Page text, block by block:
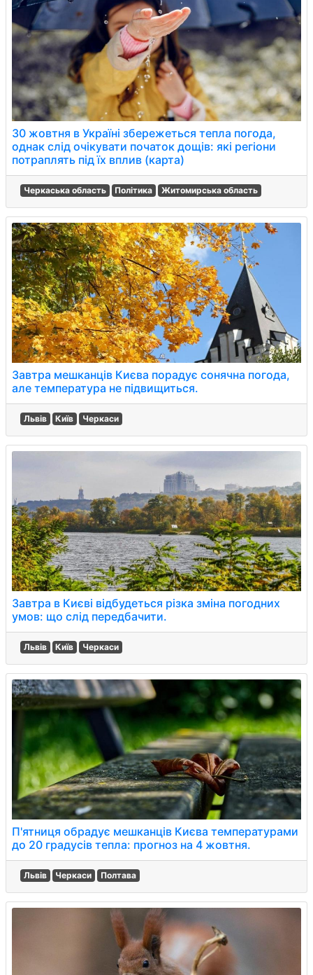
30 жовтня в Україні збережеться тепла погода,
однак слід очікувати початок дощів: які регіони
потраплять під їх вплив (карта)
Черкаська область Політика Житомирська область
Завтра мешканців Києва порадує сонячна погода,
але температура не підвищиться.
Львів Київ Черкаси
Завтра в Києві відбудеться різка зміна погодних
умов: що слід передбачити.
Львів Київ Черкаси
П'ятниця обрадує мешканців Києва температурами
до 20 градусів тепла: прогноз на 4 жовтня.
Львів Черкаси Полтава